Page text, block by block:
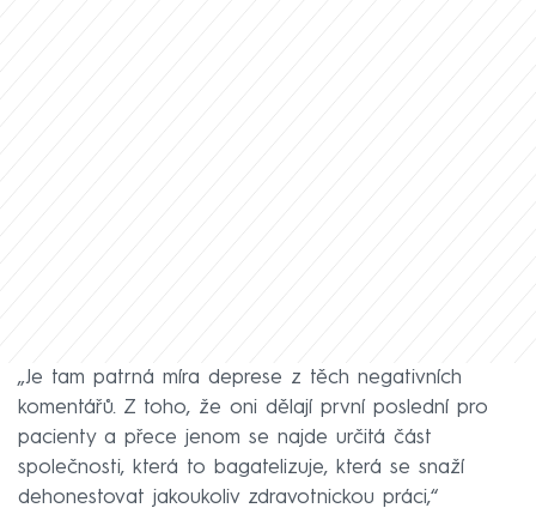
„Je tam patrná míra deprese z těch negativních
komentářů. Z toho, že oni dělají první poslední pro
pacienty a přece jenom se najde určitá část
společnosti, která to bagatelizuje, která se snaží
dehonestovat jakoukoliv zdravotnickou práci,“